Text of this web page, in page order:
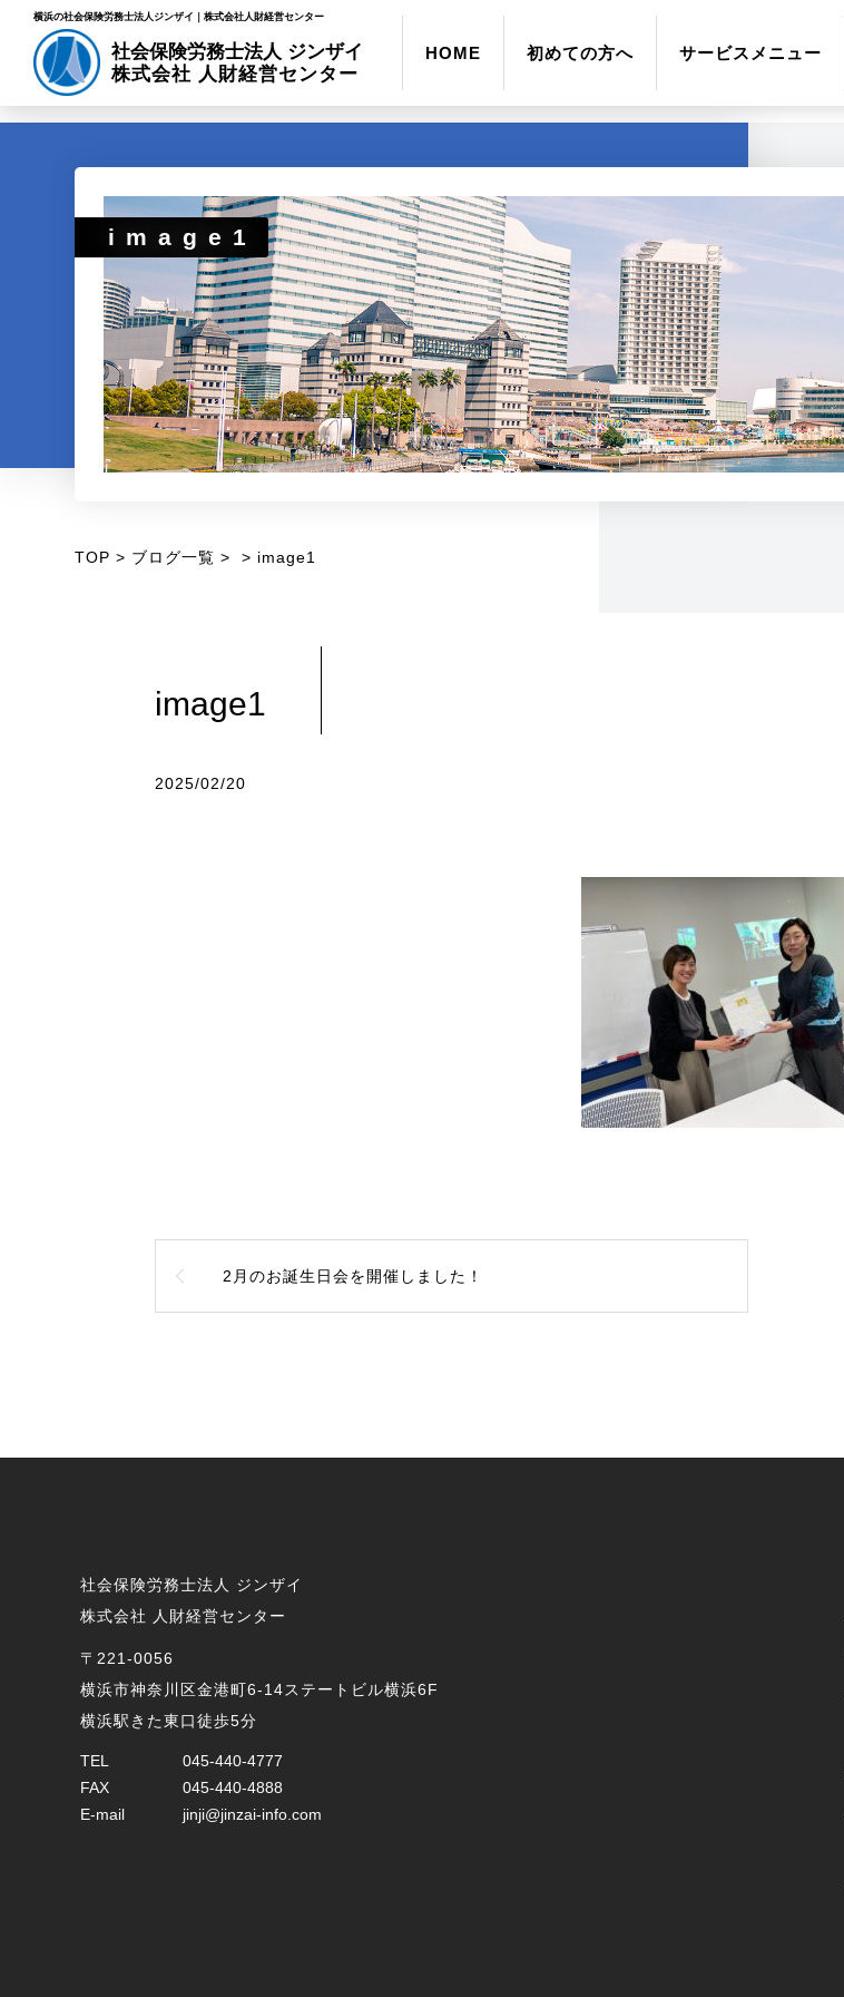
横浜の社会保険労務士法人ジンザイ｜株式会社人財経営センター
社会保険労務士法人 ジンザイ
株式会社 人財経営センター
HOME 初めての方へ サービスメニュー
image1
TOP ブログ一覧 image1
image1
2025/02/20
2月のお誕生日会を開催しました！
社会保険労務士法人 ジンザイ
株式会社 人財経営センター
〒221-0056
横浜市神奈川区金港町6-14ステートビル横浜6F
横浜駅きた東口徒歩5分
TEL
045-440-4777
FAX
045-440-4888
E-mail
jinji@jinzai-info.com